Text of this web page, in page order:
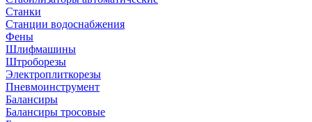
Станки
Станции водоснабжения
Фены
Шлифмашины
Штроборезы
Электроплиткорезы
Пневмоинструмент
Балансиры
Балансиры тросовые